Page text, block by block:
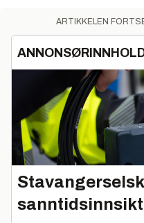
ARTIKKELEN